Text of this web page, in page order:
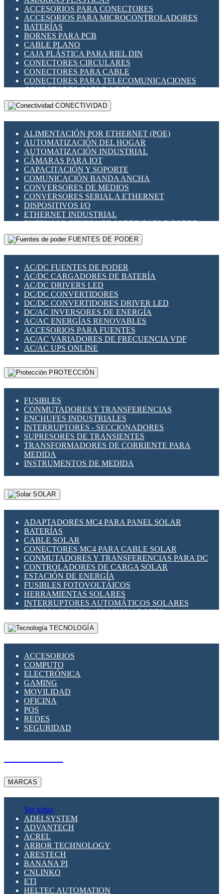
INDICADORES PARA PANEL
INTERFACES DE RELÉ
INTERRUPTORES FIN DE CARRERA
LLAVES CONMUTADORAS
MEDIDORES DE ENERGÍA Y TC'S DE CORRIENTE
MOTORES PASO A PASO
PANTALLAS HMI
PLC -CONTROLADORES LÓGICO PROGRAMABLES
PROGRAMADORES DE HORARIO
RELÉS DE PROTECCIÓN
SENSORES CAPACITIVOS
SENSORES INDUCTIVOS
TEMPORIZADORES
VARIACS
VARIADORES DE FRECUENCIA [VDF]
SECCIONADORES - INTERRUPTORES
MAQUINARIA
ACCESORIOS PARA CONECTORES
ACCESORIOS PARA MICROCONTROLADORES
BATERÍAS
BORNES PARA PCB
CABLE PLANO
CAJA PLÁSTICA PARA RIEL DIN
CONECTORES CIRCULARES
CONECTORES PARA CABLE
CONECTORES PARA TELECOMUNICACIONES
CONECTORES CABLE A PCB
CONECTORES PCB A CABLE
DIP SWITCHES
HERRAMIENTAS VARIAS
ILUMINACIÓN LED
INTERRUPTORES REED
INTERFACES DE RELÉ
OTROS RELÉS
PROTECCIÓN TÉRMICA
RELÉS AUTOMOTRICES
RELÉS DE SEÑAL
RELÉS DE ESTADO SÓLIDO SSR
RELÉS INDUSTRIALES
RELÉS MINIATURA DE POTENCIA
SENSORES MAGNÉTICOS
SWITCH Y MICROSWITCH
TARJETAS PI
UNIÓN Y DERIVACIÓN DE CABLE
CONECTIVIDAD
ALIMENTACIÓN POR ETHERNET (POE)
AUTOMATIZACIÓN DEL HOGAR
AUTOMATIZACIÓN INDUSTRIAL
CÁMARAS PARA IOT
CAPACITACIÓN Y SOPORTE
COMUNICACIÓN BANDA ANCHA
CONVERSORES DE MEDIOS
CONVERSORES SERIAL A ETHERNET
DISPOSITIVOS I/O
ETHERNET INDUSTRIAL
EXTENSOR ETHERNET SOBRE CABLE COBRE
GATEWAY LORAWAN
GESTIÓN DE REDES
PLACAS MODULARES IOT
SWITCHES Y REDES WIFI
SOLUCIONES IOT
SOLUCIONES LORAWAN
SOLUCIONES RED CELULAR
SEGURIDAD PARA REDES
SWITCHES LAN
TELEFONÍA IP (VOIP)
VIGILANCIA IP (CCTV)
MESHTASTIC
FUENTES DE PODER
AC/DC FUENTES DE PODER
AC/DC CARGADORES DE BATERÍA
AC/DC DRIVERS LED
DC/DC CONVERTIDORES
DC/DC CONVERTIDORES DRIVER LED
DC/AC INVERSORES DE ENERGÍA
AC/AC ENERGÍAS RENOVABLES
ACCESORIOS PARA FUENTES
AC/AC VARIADORES DE FRECUENCIA VDF
AC/AC UPS ONLINE
PROTECCIÓN
FUSIBLES
CONMUTADORES Y TRANSFERENCIAS
ENCHUFES INDUSTRIALES
INTERRUPTORES - SECCIONADORES
SUPRESORES DE TRANSIENTES
TRANSFORMADORES DE CORRIENTE PARA
MEDIDA
INSTRUMENTOS DE MEDIDA
SOLAR
ADAPTADORES MC4 PARA PANEL SOLAR
BATERÍAS
CABLE SOLAR
CONECTORES MC4 PARA CABLE SOLAR
CONMUTADORES Y TRANSFERENCIAS PARA DC
CONTROLADORES DE CARGA SOLAR
ESTACIÓN DE ENERGÍA
FUSIBLES FOTOVOLTÁICOS
HERRAMIENTAS SOLARES
INTERRUPTORES AUTOMÁTICOS SOLARES
INTERRUPTORES - SECCIONADORES
FOTOVOLTÁICOS
MONTAJE PANEL SOLAR
SUPRESOR DE TRANSIENTES SPDS PARA
APLICACIONES FOTOVOLTAICAS
TECNOLOGÍA
ACCESORIOS
COMPUTO
ELECTRÓNICA
GAMING
MOVILIDAD
OFICINA
POS
REDES
SEGURIDAD
MARCAS
Ver todas
ADELSYSTEM
ADVANTECH
ACREL
ARBOR TECHNOLOGY
ARESTECH
BANANA PI
CNLINKO
ETI
HELTEC AUTOMATION